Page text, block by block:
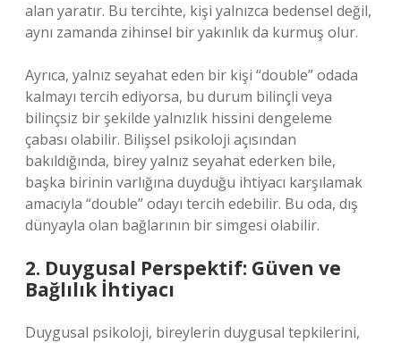
alan yaratır. Bu tercihte, kişi yalnızca bedensel değil,
aynı zamanda zihinsel bir yakınlık da kurmuş olur.
Ayrıca, yalnız seyahat eden bir kişi “double” odada
kalmayı tercih ediyorsa, bu durum bilinçli veya
bilinçsiz bir şekilde yalnızlık hissini dengeleme
çabası olabilir. Bilişsel psikoloji açısından
bakıldığında, birey yalnız seyahat ederken bile,
başka birinin varlığına duyduğu ihtiyacı karşılamak
amacıyla “double” odayı tercih edebilir. Bu oda, dış
dünyayla olan bağlarının bir simgesi olabilir.
2. Duygusal Perspektif: Güven ve
Bağlılık İhtiyacı
Duygusal psikoloji, bireylerin duygusal tepkilerini,